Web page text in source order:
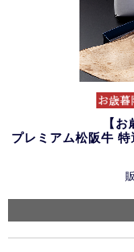
【
プレミアム松阪牛